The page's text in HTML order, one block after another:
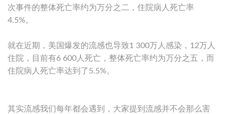
次事件的整体死亡率约为万分之二，住院病人死亡率
4.5%。
就在近期，美国爆发的流感也导致1 300万人感染，12万人
住院，目前有6 600人死亡，整体死亡率约为万分之五，而
住院病人死亡率达到了5.5%。
其实流感我们每年都会遇到，大家提到流感并不会那么害